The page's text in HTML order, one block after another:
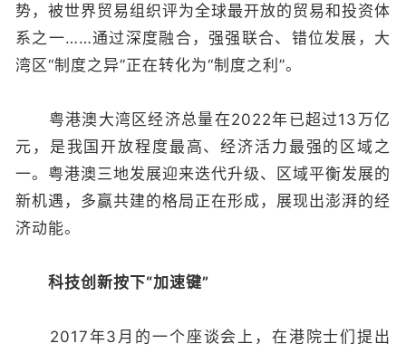
势，被世界贸易组织评为全球最开放的贸易和投资体
系之一……通过深度融合，强强联合、错位发展，大
湾区“制度之异”正在转化为“制度之利”。
粤港澳大湾区经济总量在2022年已超过13万亿
元，是我国开放程度最高、经济活力最强的区域之
一。粤港澳三地发展迎来迭代升级、区域平衡发展的
新机遇，多赢共建的格局正在形成，展现出澎湃的经
济动能。
科技创新按下“加速键”
2017年3月的一个座谈会上，在港院士们提出